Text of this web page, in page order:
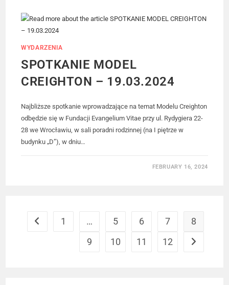
WYDARZENIA
SPOTKANIE MODEL
CREIGHTON – 19.03.2024
Najbliższe spotkanie wprowadzające na temat Modelu Creighton
odbędzie się w Fundacji Evangelium Vitae przy ul. Rydygiera 22-
28 we Wrocławiu, w sali poradni rodzinnej (na I piętrze w
budynku „D”), w dniu…
FEBRUARY 16, 2024
1 … 5 6 7
8
9
10 11 12